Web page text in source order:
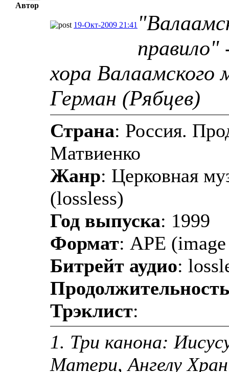
Автор
19-Окт-2009 21:41
правило"
хора Валаамского
Герман (Рябцев)
Страна: Россия.
Матвиенко
Жанр: Церковная
(lossless)
Год выпуска: 1999
Формат: APE
Битрейт аудио:
Продолжительность
Трэклист:
1. Три канона:
Матери, Ангелу